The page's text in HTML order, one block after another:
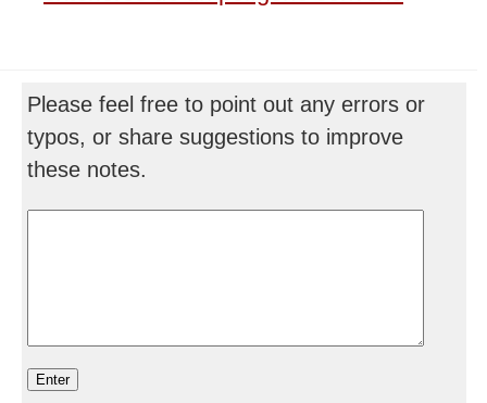
Please feel free to point out any errors or
typos, or share suggestions to improve
these notes.